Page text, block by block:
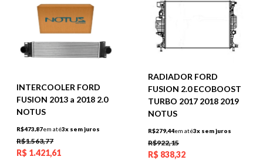
INTERCOOLER FORD
FUSION 2013 a 2018 2.0
NOTUS
R$473,87em até3x sem juros
R$1.563,77
R$ 1.421,61
RADIADOR FORD
FUSION 2.0 ECOBOOST
TURBO 2017 2018 2019
NOTUS
R$279,44em até3x sem juros
R$922,15
R$ 838,32